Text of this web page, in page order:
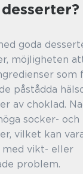
goda
möjligheten
som
påstådda
av choklad.
socker-
vilket kan
vikt- eller
problem.